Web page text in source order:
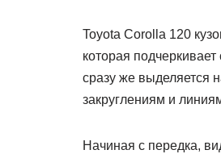
Toyota Corolla 120
которая
сразу же выделяется
закруглениям и
Начиная с передка,